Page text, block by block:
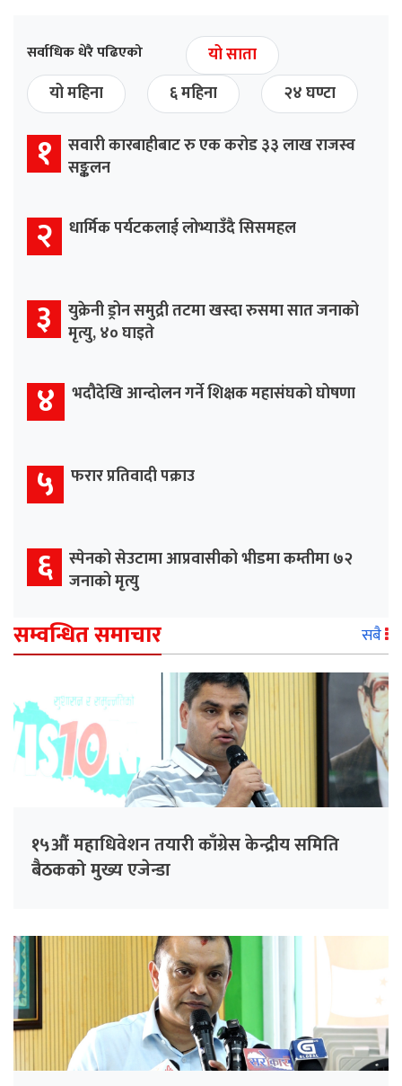
सर्वाधिक धेरै पढिएको
यो साता
यो महिना
६ महिना २४ घण्टा
१ सवारी कारबाहीबाट रु एक करोड ३३ लाख राजस्व
सङ्कलन
२ धार्मिक पर्यटकलाई लोभ्याउँदै सिसमहल
३ युक्रेनी ड्रोन समुद्री तटमा खस्दा रुसमा सात जनाको
मृत्यु, ४० घाइते
४ भदौदेखि आन्दोलन गर्ने शिक्षक महासंघको घोषणा
५ फरार प्रतिवादी पक्राउ
६ स्पेनको सेउटामा आप्रवासीको भीडमा कम्तीमा ७२
जनाको मृत्यु
सम्वन्धित समाचार सबै
१५औं महाधिवेशन तयारी काँग्रेस केन्द्रीय समिति
बैठकको मुख्य एजेन्डा